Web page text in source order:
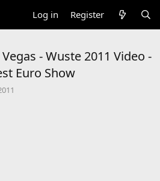
Log in Register
Vegas - Wuste 2011 Video -
Euro Show